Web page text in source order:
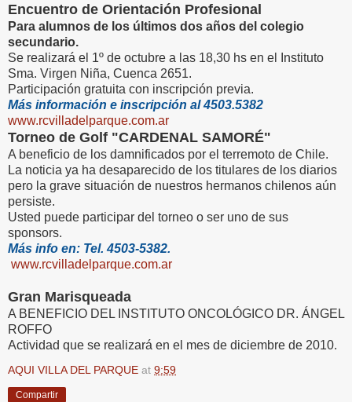
Encuentro de Orientación Profesional
Para alumnos de los últimos dos años del colegio
secundario.
Se realizará el 1º de octubre a las 18,30 hs en el Instituto
Sma. Virgen Niña, Cuenca 2651.
Participación gratuita con inscripción previa.
Más información e inscripción al 4503.5382
www.rcvilladelparque.com.ar
Torneo de Golf "CARDENAL SAMORÉ"
A beneficio de los damnificados por el terremoto de Chile.
La noticia ya ha desaparecido de los titulares de los diarios
pero la grave situación de nuestros hermanos chilenos aún
persiste.
Usted puede participar del torneo o ser uno de sus
sponsors.
Más info en: Tel. 4503-5382.
www.rcvilladelparque.com.ar
Gran Marisqueada
A BENEFICIO DEL INSTITUTO ONCOLÓGICO DR. ÁNGEL
ROFFO
Actividad que se realizará en el mes de diciembre de 2010.
AQUI VILLA DEL PARQUE at 9:59
Compartir